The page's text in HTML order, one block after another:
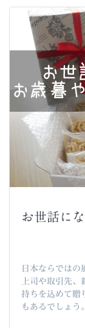
お世話に
日本ならではの
上司や取引先
持ちを込めて贈
もあるでしょう